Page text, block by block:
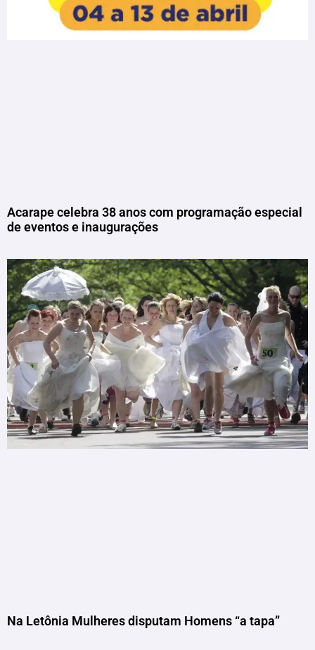
Acarape celebra 38 anos com programação especial
de eventos e inaugurações
Na Letônia Mulheres disputam Homens “a tapa”